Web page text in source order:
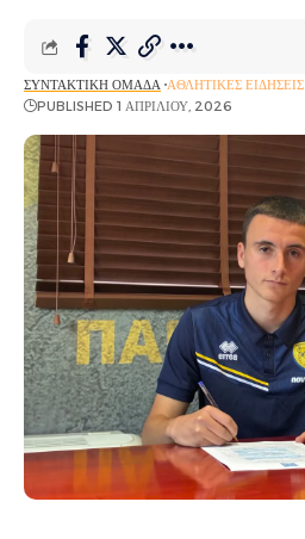
ΣΥΝΤΑΚΤΙΚΉ ΟΜΆΔΑ ΑΘΛΗΤΙΚΈΣ ΕΙΔΉΣΕΙΣ
PUBLISHED 1 ΑΠΡΙΛΊΟΥ, 2026